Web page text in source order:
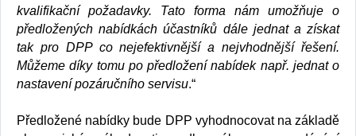
kvalifikační požadavky. Tato forma nám umožňuje o
předložených nabídkách účastníků dále jednat a získat
tak pro DPP co nejefektivnější a nejvhodnější řešení.
Můžeme díky tomu po předložení nabídek např. jednat o
nastavení pozáručního servisu.“
Předložené nabídky bude DPP vyhodnocovat na základě